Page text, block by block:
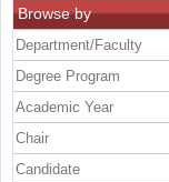
Browse by
Department/Faculty
Degree Program
Academic Year
Chair
Candidate